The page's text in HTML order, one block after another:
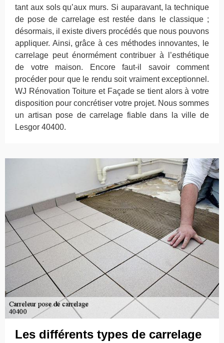
tant aux sols qu’aux murs. Si auparavant, la technique
de pose de carrelage est restée dans le classique ;
désormais, il existe divers procédés que nous pouvons
appliquer. Ainsi, grâce à ces méthodes innovantes, le
carrelage peut énormément contribuer à l’esthétique
de votre maison. Encore faut-il savoir comment
procéder pour que le rendu soit vraiment exceptionnel.
WJ Rénovation Toiture et Façade se tient alors à votre
disposition pour concrétiser votre projet. Nous sommes
un artisan pose de carrelage fiable dans la ville de
Lesgor 40400.
Les différents types de carrelage